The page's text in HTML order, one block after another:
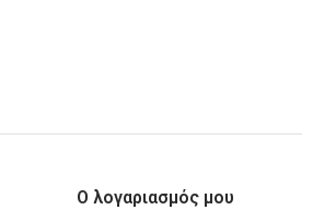
Ο λογαριασμός μου